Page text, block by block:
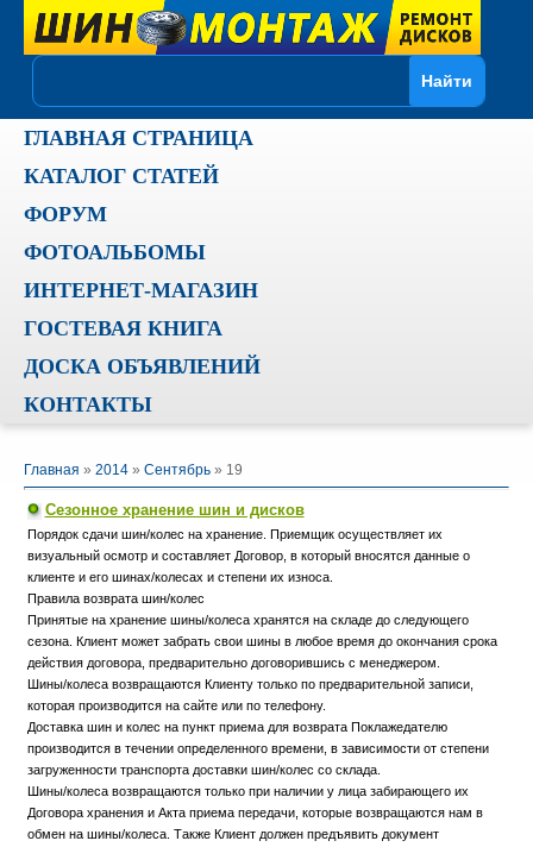
ГЛАВНАЯ СТРАНИЦА
КАТАЛОГ СТАТЕЙ
ФОРУМ
ФОТОАЛЬБОМЫ
ИНТЕРНЕТ-МАГАЗИН
ГОСТЕВАЯ КНИГА
ДОСКА ОБЪЯВЛЕНИЙ
КОНТАКТЫ
Главная » 2014 » Сентябрь » 19
Сезонное хранение шин и дисков
Порядок сдачи шин/колес на хранение. Приемщик осуществляет их
визуальный осмотр и составляет Договор, в который вносятся данные о
клиенте и его шинах/колесах и степени их износа.
Правила возврата шин/колес
Принятые на хранение шины/колеса хранятся на складе до следующего
сезона. Клиент может забрать свои шины в любое время до окончания срока
действия договора, предварительно договорившись с менеджером.
Шины/колеса возвращаются Клиенту только по предварительной записи,
которая производится на сайте или по телефону.
Доставка шин и колес на пункт приема для возврата Поклажедателю
производится в течении определенного времени, в зависимости от степени
загруженности транспорта доставки шин/колес со склада.
Шины/колеса возвращаются только при наличии у лица забирающего их
Договора хранения и Акта приема передачи, которые возвращаются нам в
обмен на шины/колеса. Также Клиент должен предъявить документ